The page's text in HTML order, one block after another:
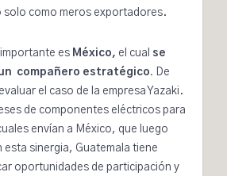
solo como meros exportadores.
es México, el cual se
compañero estratégico.
De
el caso de la empresa Yazaki .
de componentes eléctricos para
envían a México, que luego
esta sinergia, Guatemala tiene
oportunidades de participación y